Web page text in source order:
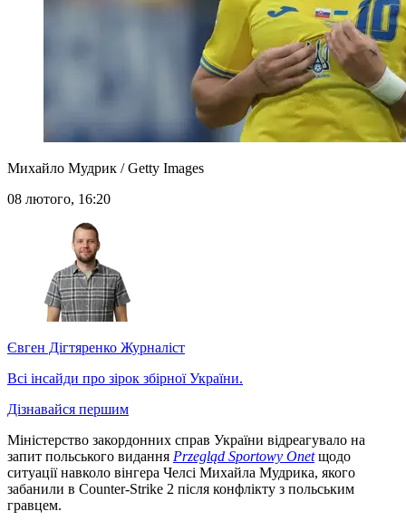
Михайло Мудрик / Getty Images
08 лютого, 16:20
Євген Дігтяренко Журналіст
Всі інсайди про зірок збірної України.
Дізнавайся першим
Міністерство закордонних справ України відреагувало на
запит польського видання Przegląd Sportowy Onetщодо
ситуації навколо вінгера Челсі Михайла Мудрика, якого
забанили в Counter-Strike 2 після конфлікту з польським
гравцем.